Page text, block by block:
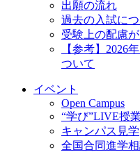
出願の流れ
過去の入試に
受験上の配慮
【参考】2026
ついて
イベント
Open Campus
“学び”LIVE授
キャンパス見学
全国合同進学